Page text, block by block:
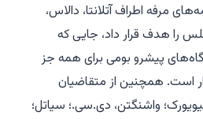
مرفه اطراف آتلانتا، دالاس،
را هدف قرار داد، جایی که
پیشرو بومی برای همه جز
است. همچنین از متقاضیان
واشنگتن، دی.سی.؛ سیاتل؛